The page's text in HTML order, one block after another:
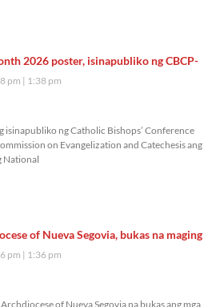
2026 poster, isinapubliko ng CBCP-
pm 1:38 pm
isinapubliko ng Catholic Bishops’ Conference
on Evangelization and Catechesis ang
National
of Nueva Segovia, bukas na maging
pm 1:36 pm
of Nueva Segovia na bukas ang mga